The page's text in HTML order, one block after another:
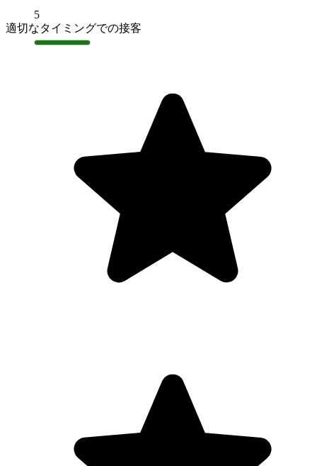
5
適切なタイミングでの接客